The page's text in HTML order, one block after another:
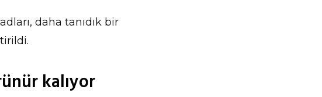
daha tanıdık bir
kalıyor